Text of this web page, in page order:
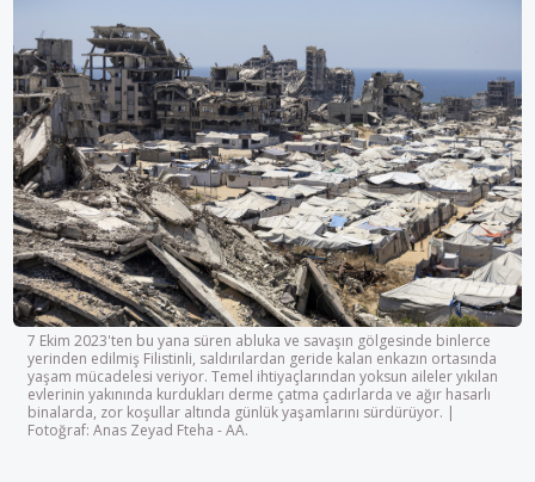
7 Ekim 2023'ten bu yana süren abluka ve savaşın gölgesinde binlerce
yerinden edilmiş Filistinli, saldırılardan geride kalan enkazın ortasında
yaşam mücadelesi veriyor. Temel ihtiyaçlarından yoksun aileler yıkılan
evlerinin yakınında kurdukları derme çatma çadırlarda ve ağır hasarlı
binalarda, zor koşullar altında günlük yaşamlarını sürdürüyor. |
Fotoğraf: Anas Zeyad Fteha - AA.